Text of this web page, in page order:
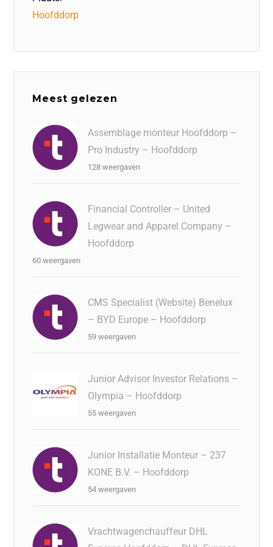
Hoofddorp
Meest gelezen
Assemblage monteur Hoofddorp –
Pro Industry – Hoofddorp
128 weergaven
Financial Controller – United
Legwear and Apparel Company –
Hoofddorp
60 weergaven
CMS Specialist (Website) Benelux
– BYD Europe – Hoofddorp
59 weergaven
Junior Advisor Investor Relations –
Olympia – Hoofddorp
55 weergaven
Junior Installatie Monteur – 237
KONE B.V. – Hoofddorp
54 weergaven
Vrachtwagenchauffeur DHL